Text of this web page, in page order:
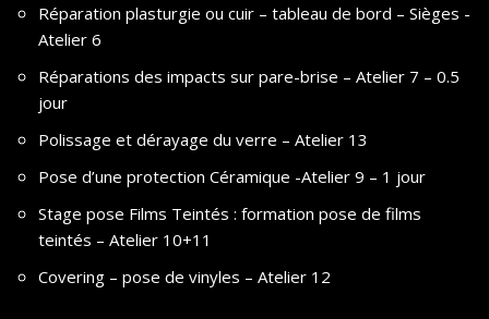
Réparation plasturgie ou cuir – tableau de bord – Sièges -
Atelier 6
Réparations des impacts sur pare-brise – Atelier 7 – 0.5
jour
Polissage et dérayage du verre – Atelier 13
Pose d’une protection Céramique -Atelier 9 – 1 jour
Stage pose Films Teintés : formation pose de films
teintés – Atelier 10+11
Covering – pose de vinyles – Atelier 12